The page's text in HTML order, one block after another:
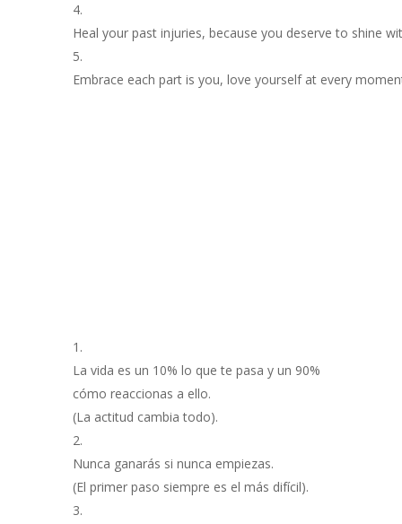
Heal your pastinjuries, because you deserve to shine
Embrace each part is you, love yourselfat every
La vida es un 10% lo que te pasa y un 90%
cómo reaccionas a ello.
(La actitud cambia todo).
Nunca ganarás si nunca empiezas.
(El primer paso siempre es el más difícil).